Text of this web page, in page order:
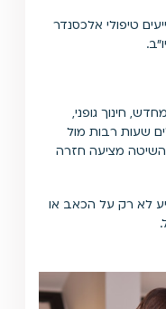
טיפולי אלכסנדר
חינוך גופני,
שעות רבות מול
מציעה חזרה
לא רק על הכאב או